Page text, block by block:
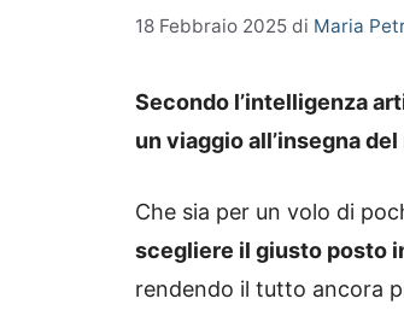
18 Febbraio 2025 di Maria
Secondo l’intelligenza
un viaggio all’insegna del
Che sia per un volo di
scegliere il giusto posto
rendendo il tutto ancora